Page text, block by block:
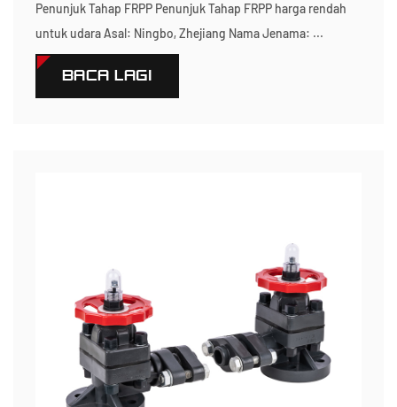
Penunjuk Tahap FRPP Penunjuk Tahap FRPP harga rendah
untuk udara Asal: Ningbo, Zhejiang Nama Jenama: ...
BACA LAGI